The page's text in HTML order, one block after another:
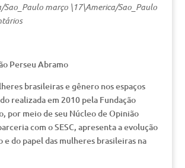
Sao_Paulo março \17\America/Sao_Paulo
Perseu Abramo
brasileiras e gênero nos espaços
realizada em 2010 pela Fundação
por meio de seu Núcleo de Opinião
com o SESC, apresenta a evolução
e do papel das mulheres brasileiras na